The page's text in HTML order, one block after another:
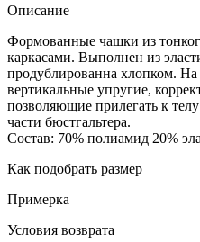
Описание
Формованные чашки из
каркасами. Выполнен из
продублированна хлопком. На
вертикальные упругие,
позволяющие прилегать к
части бюстгальтера.
Состав: 70% полиамид 20%
Как подобрать размер
Примерка
Условия возврата